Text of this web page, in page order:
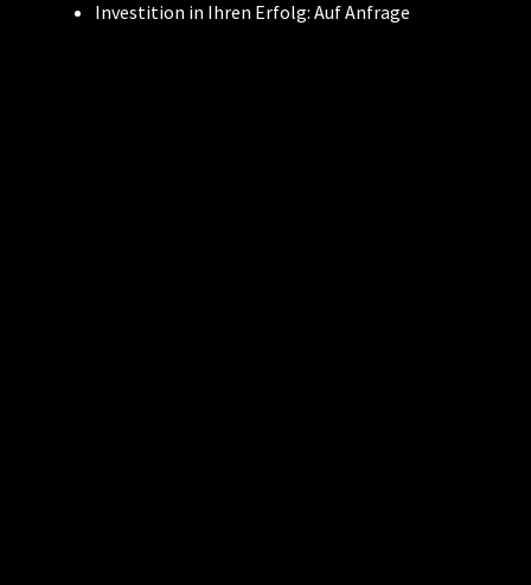
Investition in Ihren Erfolg: Auf Anfrage